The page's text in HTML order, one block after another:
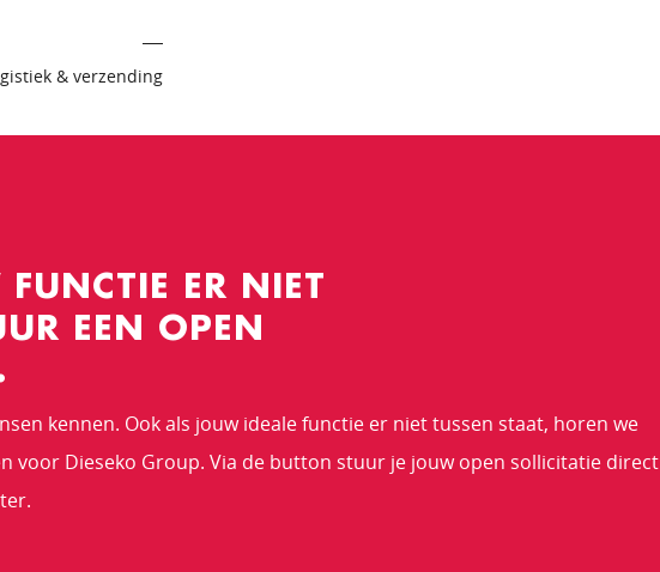
& verzending
ER NIET
EEN OPEN
kennen. Ook als jouw ideale functie er niet tussen staat, horen we
voor Dieseko Group. Via de button stuur je jouw open sollicitatie direct